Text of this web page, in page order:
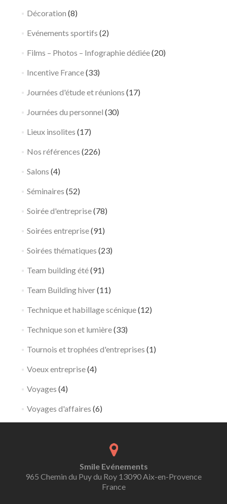
Décoration (8)
Evénements sportifs (2)
Films – Photos – Infographie dédiée(20)
Incentive France(33)
Journées d'étude et réunions (17)
Journées du personnel (30)
Lieux insolites (17)
Nos références (226)
Salons (4)
Séminaires (52)
Soirée d'entreprise(78)
Soirées entreprise(91)
Soirées thématiques (23)
Team building été(91)
Team Building hiver(11)
Technique et habillage scénique(12)
Technique son et lumière(33)
Tournois et trophées d'entreprises (1)
Voeux entreprise(4)
Voyages (4)
Voyages d'affaires (6)
Smile Evénements
965 Chemin du Puy du Roy 13090 Aix-en-Provence
France